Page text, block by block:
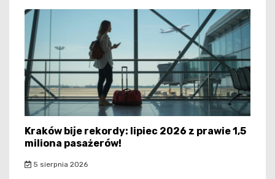
Kraków bije rekordy: lipiec 2026 z prawie 1,5
miliona pasażerów!
5 sierpnia 2026